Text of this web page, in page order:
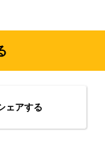
ェアする